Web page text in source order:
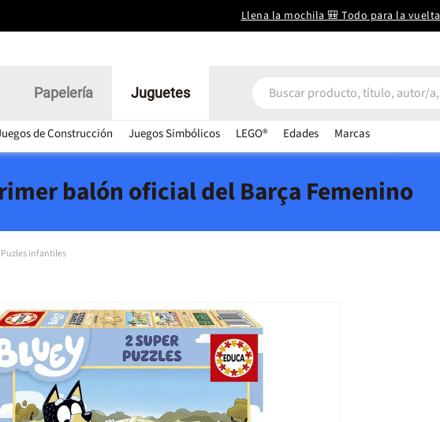
Llena la mochila 🎒 Todo para la vuelta
Papelería Juguetes
de Construcción Juegos Simbólicos LEGO® Edades Marcas
balón oficial del Barça Femenino
Puzles infantiles